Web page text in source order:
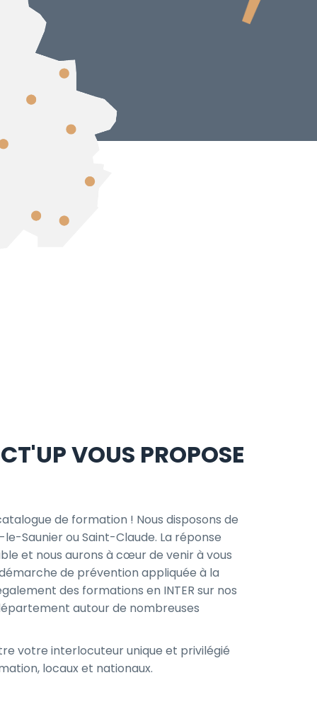
VOUS PROPOSE
de formation ! Nous disposons de
le-Saunier ou Saint-Claude. La réponse
et nous aurons à cœur de venir à vous
de prévention appliquée à la
des formations en INTER sur nos
autour de nombreuses
votre interlocuteur unique et privilégié
locaux et nationaux.